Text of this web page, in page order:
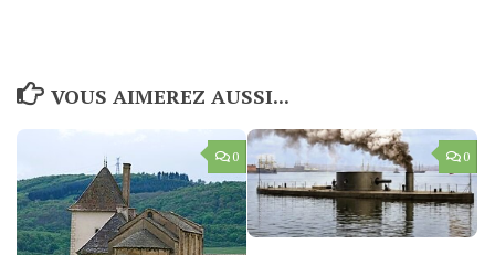
VOUS AIMEREZ AUSSI...
0 0